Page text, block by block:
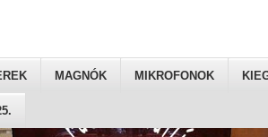
MAGNÓK MIKROFONOK